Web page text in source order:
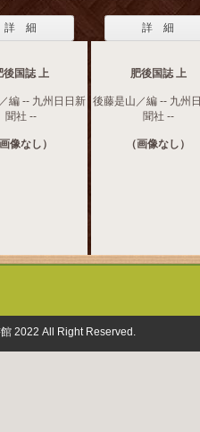
詳 細
後国誌 上
編 -- 九州日日新
聞社 --
画像なし）
詳 細
肥後国誌 上
後藤是山／編 -- 九州
聞社 --
（画像なし）
2022 All Right Reserved.